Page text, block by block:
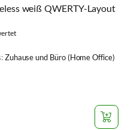
weiß QWERTY-Layout
Zuhause und Büro (Home Office)